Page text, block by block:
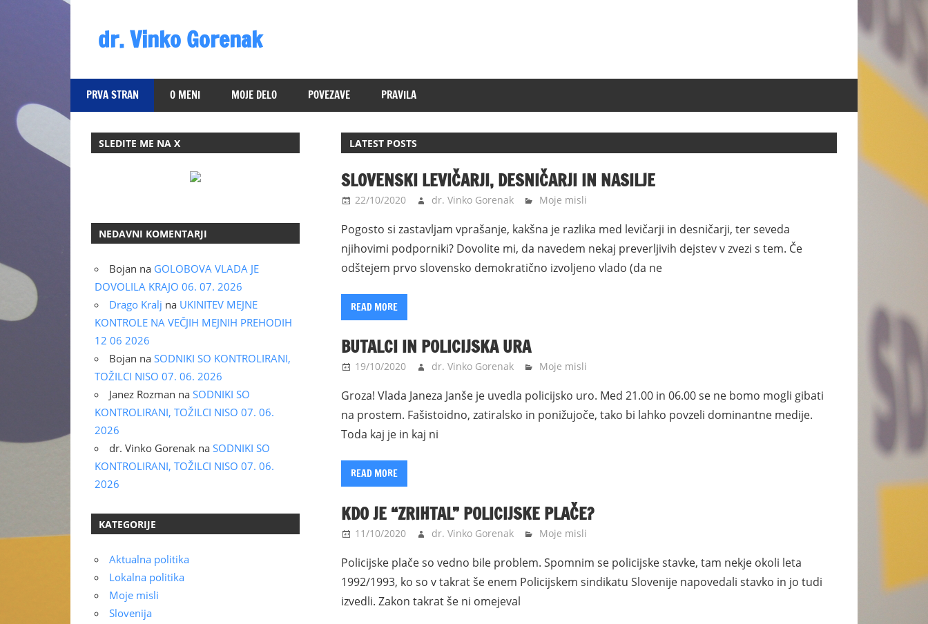
Skip
contentdr. Vinko Gorenak
poslanec
DZ
RS
PRVA STRAN O MENI MOJE DELO POVEZAVE PRAVILA
LATEST POSTS
SLOVENSKI LEVIČARJI, DESNIČARJI IN NASILJE
22/10/2020 dr. Vinko Gorenak Moje misli
Pogosto si zastavljam vprašanje, kakšna je razlika med levičarji in desničarji, ter seveda
njihovimi podporniki? Dovolite mi, da navedem nekaj preverljivih dejstev v zvezi s tem. Če
odštejem prvo slovensko demokratično izvoljeno vlado (da ne
READ MORE
BUTALCI IN POLICIJSKA URA
19/10/2020 dr. Vinko Gorenak Moje misli
Groza! Vlada Janeza Janše je uvedla policijsko uro. Med 21.00 in 06.00 se ne bomo mogli gibati
na prostem. Fašistoidno, zatiralsko in ponižujoče, tako bi lahko povzeli dominantne medije.
Toda kaj je in kaj ni
READ MORE
KDO JE “ZRIHTAL” POLICIJSKE PLAČE?
11/10/2020 dr. Vinko Gorenak Moje misli
Policijske plače so vedno bile problem. Spomnim se policijske stavke, tam nekje okoli leta
1992/1993, ko so v takrat še enem Policijskem sindikatu Slovenije napovedali stavko in jo tudi
izvedli. Zakon takrat še ni omejeval
SLEDITE ME NA X
NEDAVNI KOMENTARJI
Bojan na GOLOBOVA VLADA JE
DOVOLILA KRAJO 06. 07. 2026
Drago Kralj na UKINITEV MEJNE
KONTROLE NA VEČJIH MEJNIH PREHODIH
12 06 2026
Bojan na SODNIKI SO KONTROLIRANI,
TOŽILCI NISO 07. 06. 2026
Janez Rozman na SODNIKI SO
KONTROLIRANI, TOŽILCI NISO 07. 06.
2026
dr. Vinko Gorenakna SODNIKI SO
KONTROLIRANI, TOŽILCI NISO 07. 06.
2026
KATEGORIJE
Aktualna politika
Lokalna politika
Moje misli
Slovenija